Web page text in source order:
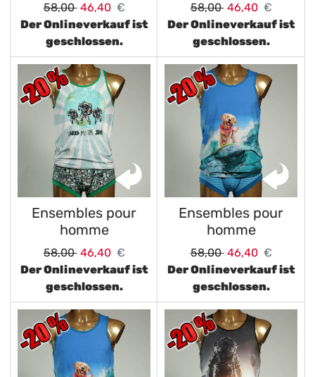
58,00 46,40 €
Der Onlineverkauf ist
geschlossen.
58,00 46,40 €
Der Onlineverkauf ist
geschlossen.
Ensembles pour
homme
58,00 46,40 €
Der Onlineverkauf ist
geschlossen.
Ensembles pour
homme
58,00 46,40 €
Der Onlineverkauf ist
geschlossen.